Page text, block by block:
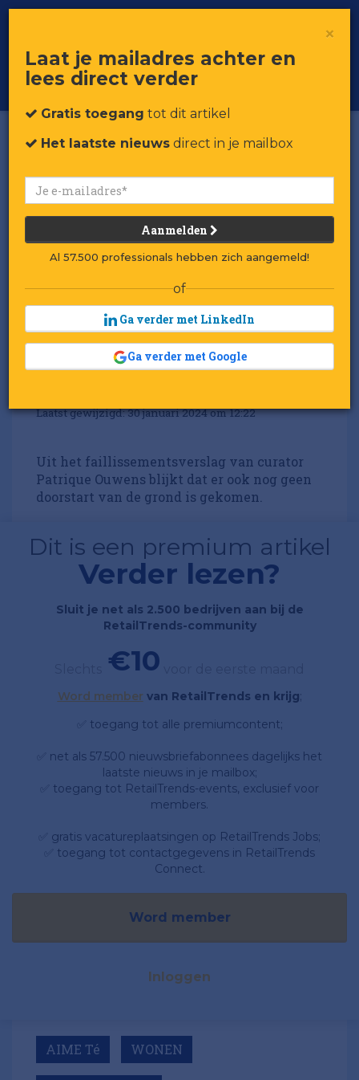
Voor professionals in retail & brands
Toggle
Aime Té Studio failliet
door te snelle groei
Laatst gewijzigd: 30 januari 2024 om 12:22
Uit het faillissementsverslag van curator
Patrique Ouwens blijkt dat er ook nog geen
doorstart van de grond is gekomen.
Dit is een premium artikel
Verder lezen?
Sluit je net als 2.500 bedrijven aan bij de
RetailTrends-community
€10
Word member van RetailTrends en krijg;
✅ toegang tot alle premiumcontent;
✅ net als 57.500 nieuwsbriefabonnees dagelijks het
laatste nieuws in je mailbox;
✅ toegang tot RetailTrends-events, exclusief voor
members.
✅ gratis vacatureplaatsingen op RetailTrends Jobs;
✅ toegang tot contactgegevens in RetailTrends
Connect.
Word member
Inloggen
AIME Té WONEN
×
Laat je mailadres achter en
lees direct verder
Gratis toegang tot dit artikel
Het laatste nieuws direct in je mailbox
Aanmelden
Al 57.500 professionals hebben zich aangemeld!
of
Ga verder met LinkedIn
Ga verder met Google